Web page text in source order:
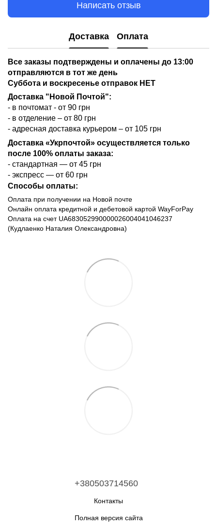
Написать отзыв
Доставка Оплата
Все заказы подтверждены и оплачены до 13:00
отправляются в тот же день
Суббота и воскресенье отправок НЕТ
Доставка "Новой Почтой":
- в почтомат - от 90 грн
- в отделение – от 80 грн
- адресная доставка курьером – от 105 грн
Доставка «Укрпочтой» осуществляется только
после 100% оплаты заказа:
- стандартная — от 45 грн
- экспресс — от 60 грн
Способы оплаты:
Оплата при получении на Новой почте
Онлайн оплата кредитной и дебетовой картой WayForPay
Оплата на счет UA683052990000026004041046237
(Кудлаенко Наталия Олександровна)
+380503714560
Контакты
Полная версия сайта